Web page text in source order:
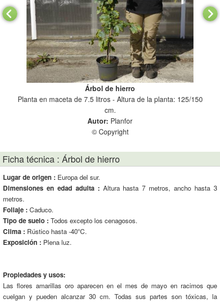
Árbol de hierro
Planta en maceta de 7.5 litros - Altura de la planta: 125/150
cm.
Autor: Planfor
© Copyright
Ficha técnica : Árbol de hierro
Lugar de origen : Europa del sur.
Dimensiones en edad adulta :Altura hasta 7 metros, ancho hasta 3
metros.
Follaje : Caduco.
Tipo de suelo : Todos excepto los cenagosos.
Clima : Rústico hasta -40°C.
Exposición : Plena luz.
Propiedades y usos:
Las flores amarillas oro aparecen en el mes de mayo en racimos que
cuelgan y pueden alcanzar 30 cm. Todas sus partes son tóxicas, la